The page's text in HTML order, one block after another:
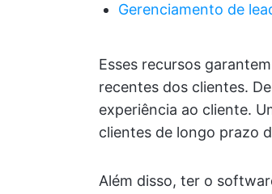
Gerenciamento de
Esses recursos
recentes dos clientes.
experiência ao cliente.
clientes de longo prazo
Além disso, ter o